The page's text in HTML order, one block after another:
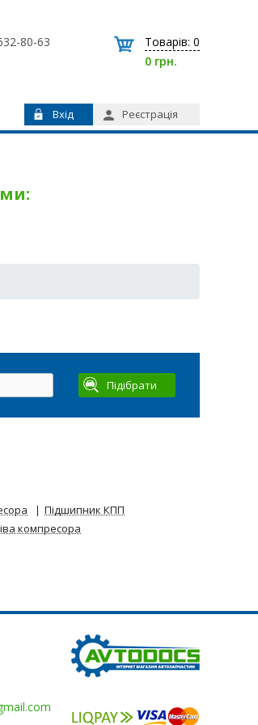
80-63
Товарів: 0
0 грн.
Вхід Реєстрація
Підібрати
Підшипник КПП
компресора